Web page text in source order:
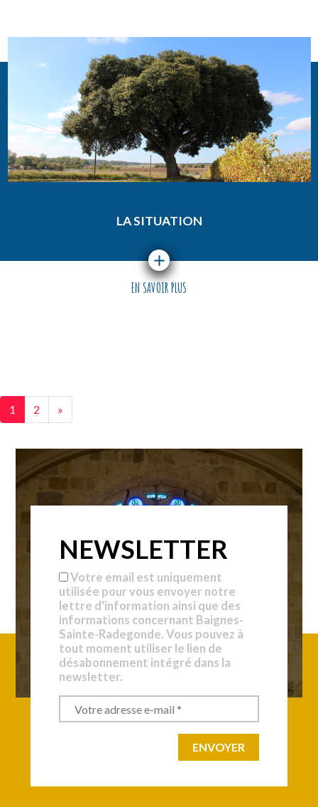
LA SITUATION
EN SAVOIR PLUS
1 2 »
NEWSLETTER
Votre email est uniquement
utilisée pour vous envoyer notre
lettre d'information ainsi que des
informations concernant Baignes-
Sainte-Radegonde. Vous pouvez à
tout moment utiliser le lien de
désabonnement intégré dans la
newsletter.